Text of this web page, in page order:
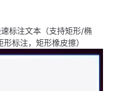
速标注文本（支持矩形/椭
标注，矩形橡皮擦）